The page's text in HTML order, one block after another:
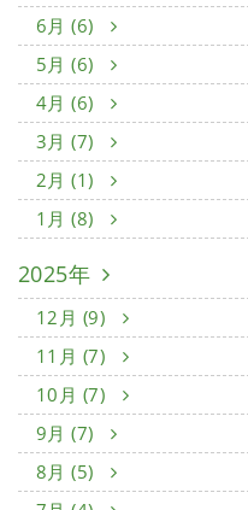
6月 (6)
5月 (6)
4月 (6)
3月 (7)
2月 (1)
1月 (8)
2025年
12月 (9)
11月 (7)
10月 (7)
9月 (7)
8月 (5)